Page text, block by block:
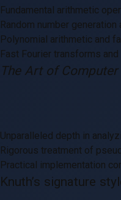
Fundamental arithmetic
Random number
Polynomial arithmetic and
Fast Fourier transforms
The Art of
Unparalleled depth in
Rigorous treatment of
Practical implementation
Knuth’s signature